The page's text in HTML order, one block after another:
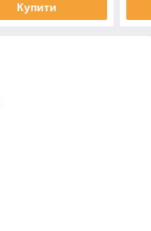
Купити